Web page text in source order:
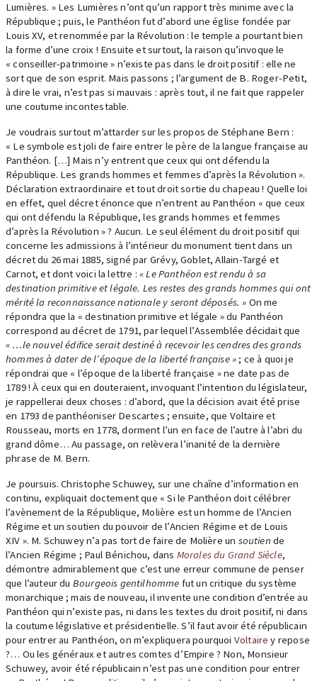
Lumières. » Les Lumières n’ont qu’un rapport très minime avec la
République ; puis, le Panthéon fut d’abord une église fondée par
Louis XV, et renommée par la Révolution : le temple a pourtant bien
la forme d’une croix ! Ensuite et surtout, la raison qu’invoque le
« conseiller-patrimoine » n’existe pas dans le droit positif : elle ne
sort que de son esprit. Mais passons ; l’argument de B. Roger-Petit,
à dire le vrai, n’est pas si mauvais : après tout, il ne fait que rappeler
une coutume incontestable.
Je voudrais surtout m’attarder sur les propos de Stéphane Bern :
« Le symbole est joli de faire entrer le père de la langue française au
Panthéon. […] Mais n’y entrent que ceux qui ont défendu la
République. Les grands hommes et femmes d’après la Révolution ».
Déclaration extraordinaire et tout droit sortie du chapeau ! Quelle loi
en effet, quel décret énonce que n’entrent au Panthéon « que ceux
qui ont défendu la République, les grands hommes et femmes
d’après la Révolution » ? Aucun. Le seul élément du droit positif qui
concerne les admissions à l’intérieur du monument tient dans un
décret du 26 mai 1885, signé par Grévy, Goblet, Allain-Targé et
Carnot, et dont voici la lettre :« Le Panthéon est rendu à sa
destination primitive et légale. Les restes des grands hommes qui ont
mérité la reconnaissance nationale y seront déposés. » On me
répondra que la « destination primitive et légale » du Panthéon
correspond au décret de 1791, par lequel l’Assemblée décidait que
« …le nouvel édifice serait destiné à recevoir les cendres des grands
hommes à dater de l’époque de la liberté française » ; ce à quoi je
répondrai que « l’époque de la liberté française » ne date pas de
1789 ! À ceux qui en douteraient, invoquant l’intention du législateur,
je rappellerai deux choses : d’abord, que la décision avait été prise
en 1793 de panthéoniser Descartes ; ensuite, que Voltaire et
Rousseau, morts en 1778, dorment l’un en face de l’autre à l’abri du
grand dôme… Au passage, on relèvera l’inanité de la dernière
phrase de M. Bern.
Je poursuis. Christophe Schuwey, sur une chaîne d’information en
continu, expliquait doctement que « Si le Panthéon doit célébrer
l’avènement de la République, Molière est un homme de l’Ancien
Régime et un soutien du pouvoir de l’Ancien Régime et de Louis
XIV ». M. Schuwey n’a pas tort de faire de Molière un soutien de
l’Ancien Régime ; Paul Bénichou, dans Morales du Grand Siècle,
démontre admirablement que c’est une erreur commune de penser
que l’auteur du Bourgeois gentilhomme fut un critique du système
monarchique ; mais de nouveau, il invente une condition d’entrée au
Panthéon qui n’existe pas, ni dans les textes du droit positif, ni dans
la coutume législative et présidentielle. S’il faut avoir été républicain
pour entrer au Panthéon, on m’expliquera pourquoi Voltaire y repose
?… Ou les généraux et autres comtes d’Empire ? Non, Monsieur
Schuwey, avoir été républicain n’est pas une condition pour entrer